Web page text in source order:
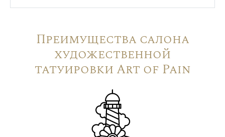
Преимущества салона
художественной
татуировки Art of Pain